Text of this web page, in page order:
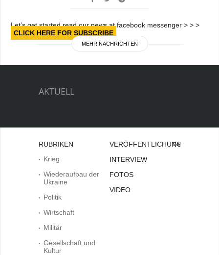
Let’s get started read our news at facebook messenger > > >
CLICK HERE FOR SUBSCRIBE
MEHR NACHRICHTEN
AKTUELL
RUBRIKEN
Krieg
Wiederaufbau der
Ukraine
Politik
Wirtschaft
Militär
Gesellschaft und
Kultur
VERÖFFENTLICHUNGEN
INTERVIEW
FOTOS
VIDEO
Bei